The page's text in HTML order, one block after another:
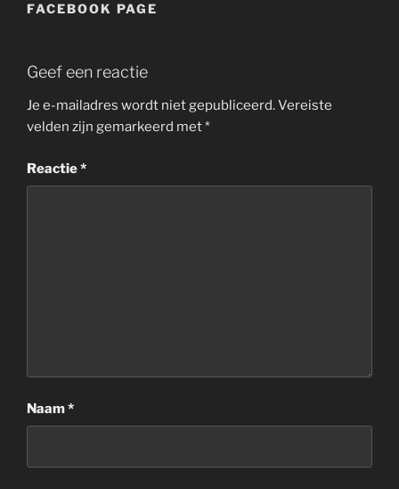
FACEBOOK PAGE
Geef een reactie
Je e-mailadres wordt niet gepubliceerd.Vereiste
velden zijn gemarkeerd met*
Reactie*
Naam*